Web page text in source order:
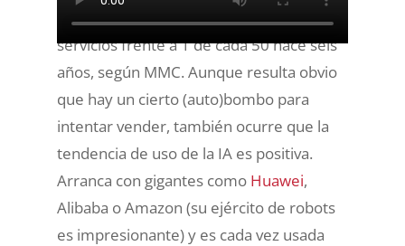
inteligencia artificialcomo parte de sus
servicios frente a 1 de cada 50 hace seis
años, según MMC. Aunque resulta obvio
que hay un cierto (auto)bombo para
intentar vender, también ocurre que la
tendencia de uso de la IA es positiva.
Arranca con gigantes como Huawei,
Alibaba o Amazon (su ejército de robots
es impresionante) y es cada vez usada